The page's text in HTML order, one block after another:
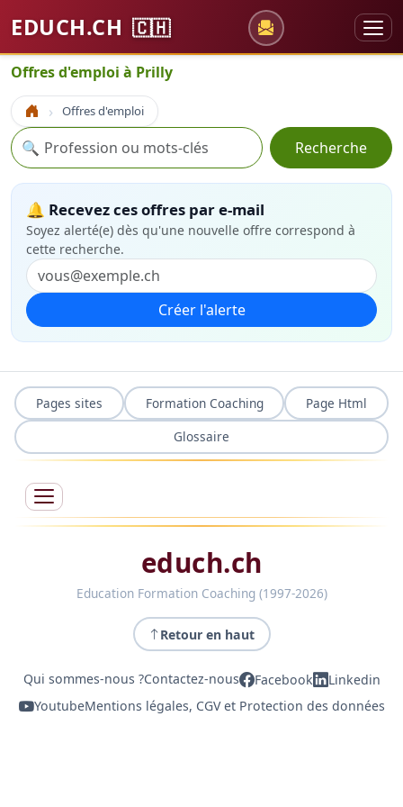
EDUCH.CH 🇨🇭
Offres d'emploi à Prilly
Accueil Offres d'emploi
Recherche
🔍 Recherche
🔔 Recevez ces offres par e-mail
Soyez alerté(e) dès qu'une nouvelle offre correspond à
cette recherche.
Créer l'alerte
Pages sites Formation Coaching
Page Html
Glossaire
educh.ch
Education Formation Coaching (1997-2026)
Retour en haut
Qui sommes-nous ?Contactez-nous Facebook
Linkedin
YoutubeMentions légales, CGV et Protection des données